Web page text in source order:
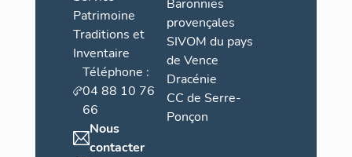
Patrimoine
Traditions et
Inventaire
Téléphone :
04 88 10 76
66
Nous
contacter
Baronnies
provençales
SIVOM du pays
de Vence
Dracénie
CC de Serre-
Ponçon